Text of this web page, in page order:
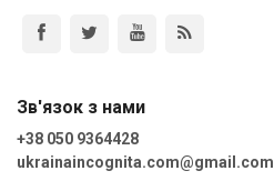
Зв'язок з нами
+38 050 9364428
ukrainaincognita.com@gmail.com